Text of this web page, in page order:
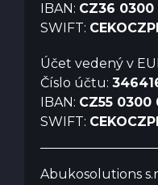
IBAN: CZ36
SWIFT:
Účet vedený v
Číslo účtu:
IBAN: CZ55
SWIFT:
Abukosolutions